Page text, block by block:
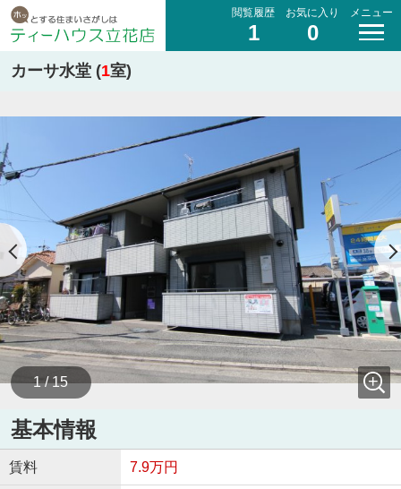
閲覧履歴
1
お気に入り
0
メニュー
カーサ水堂 (1室)
1 / 15
基本情報
賃料 7.9万円